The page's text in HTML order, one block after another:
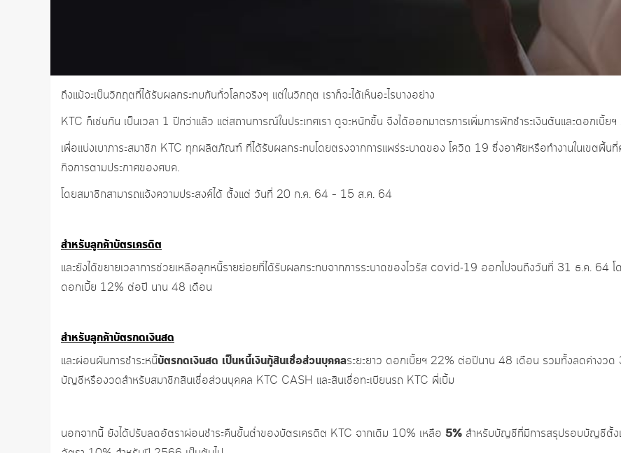
ถึงแม้จะเป็นวิกฤตที่ได้รับผลกระทบกันทั่วโลกจริงๆ แต่ในวิกฤต เราก็จะได้เห็นอะไรบางอย่าง
KTC ก็เช่นกัน เป็นเวลา 1 ปีกว่าแล้ว แต่สถานการณ์ในประเทศเรา ดูจะหนักขึ้น จึงได้ออกมาตรการเพิ่มการพักชำระเงินต้นและดอกเบี้
เพื่อแบ่งเบาภาระสมาชิก KTC ทุกผลิตภัณฑ์ ที่ได้รับผลกระทบโดยตรงจากการแพร่ระบาดของ โควิด 19 ซึ่งอาศัยหรือทำงานในเขต
กิจการตามประกาศของศบค.
โดยสมาชิกสามารถแจ้งความประสงค์ได้ ตั้งแต่ วันที่ 20 ก.ค. 64 – 15 ส.ค. 64
สำหรับลูกค้าบัตรเครดิต
และยังได้ขยายเวลาการช่วยเหลือลูกหนี้รายย่อยที่ได้รับผลกระทบจากการระบาดของไวรัส covid-19 ออกไปจนถึงวันที่ 31 ธ.ค. 64 โ
ดอกเบี้ย 12% ต่อปี นาน 48 เดือน
สำหรับลูกค้าบัตรกดเงินสด
และผ่อนผันการชำระหนี้บัตรกดเงินสด เป็นหนี้เงินกู้สินเชื่อส่วนบุคคลระยะยาว ดอกเบี้ยฯ 22% ต่อปีนาน 48 เดือน รวมทั้งลดค่างว
บัญชีหรืองวดสำหรับสมาชิกสินเชื่อส่วนบุคคล KTC CASH และสินเชื่อทะเบียนรถ KTC พี่เบิ้ม
นอกจากนี้ ยังได้ปรับลดอัตราผ่อนชำระคืนขั้นต่ำของบัตรเครดิต KTC จากเดิม 10% เหลือ 5% สำหรับบัญชีที่มีการสรุปรอบบัญชีตั้